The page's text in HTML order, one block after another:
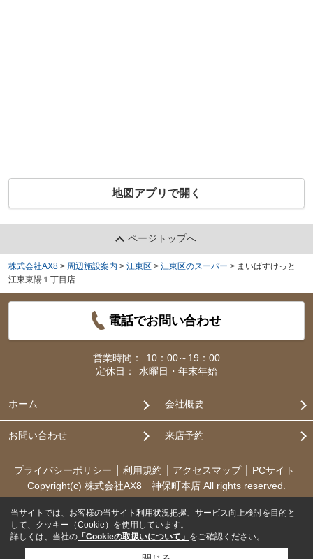
地図アプリで開く
ページトップへ
株式会社AX8 > 周辺施設案内 > 江東区 > 江東区のスーパー > まいばすけっと
江東東陽１丁目店
電話でお問い合わせ
営業時間：
10：00～19：00
定休日：
水曜日・年末年始
ホーム 会社概要
お問い合わせ 来店予約
プライバシーポリシー 利用規約 アクセスマップ
PCサイト
Copyright(c) 株式会社AX8 神保町本店 All rights reserved.
当サイトでは、お客様の当サイト利用状況把握、サービス向上検討を目的と
して、クッキー（Cookie）を使用しています。
詳しくは、当社の 「Cookieの取扱いについて」 をご確認ください。